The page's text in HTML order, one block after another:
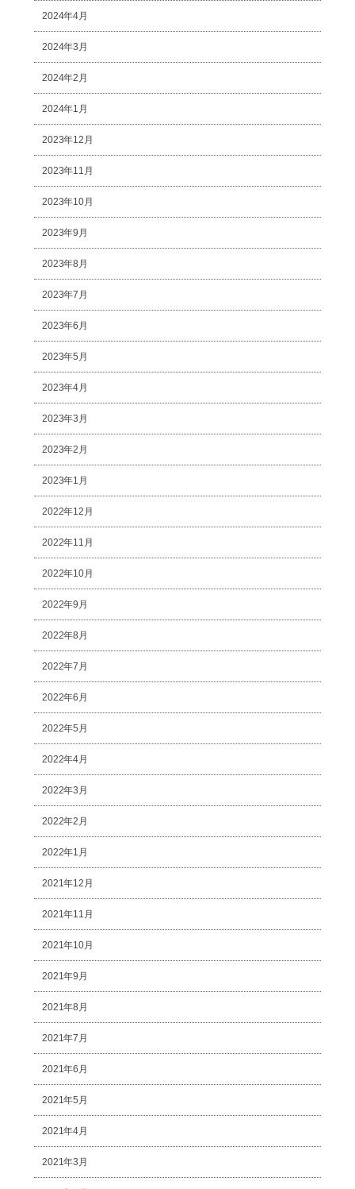
2024年4月
2024年3月
2024年2月
2024年1月
2023年12月
2023年11月
2023年10月
2023年9月
2023年8月
2023年7月
2023年6月
2023年5月
2023年4月
2023年3月
2023年2月
2023年1月
2022年12月
2022年11月
2022年10月
2022年9月
2022年8月
2022年7月
2022年6月
2022年5月
2022年4月
2022年3月
2022年2月
2022年1月
2021年12月
2021年11月
2021年10月
2021年9月
2021年8月
2021年7月
2021年6月
2021年5月
2021年4月
2021年3月